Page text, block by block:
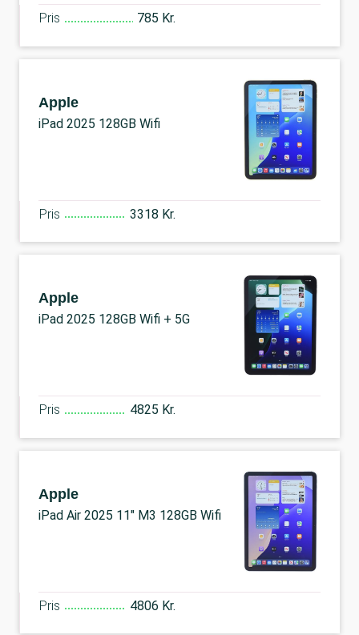
Pris 785 Kr.
Apple
iPad 2025 128GB Wifi
Pris 3318 Kr.
Apple
iPad 2025 128GB Wifi + 5G
Pris 4825 Kr.
Apple
iPad Air 2025 11" M3 128GB Wifi
Pris 4806 Kr.